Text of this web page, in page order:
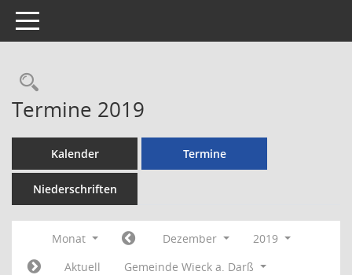
Toggle navigation
Rechercheauswahl
Termine 2019
Kalender Termine
Niederschriften
Monat Dezember
2019
Aktuell
Gemeinde Wieck a. Darß